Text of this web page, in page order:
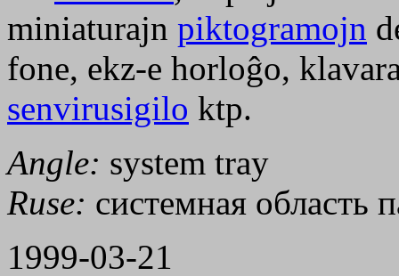
miniaturajn piktogramojn
fone, ekz-e horloĝo,
senvirusigilo ktp.
Angle: system tray
Ruse: системная область
1999-03-21